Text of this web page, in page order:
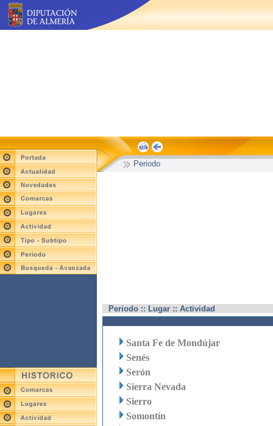
Periodo
Periodo :: Lugar :: Actividad
Santa Fe de Mondújar
Senés
Serón
Sierra Nevada
Sierro
Somontín